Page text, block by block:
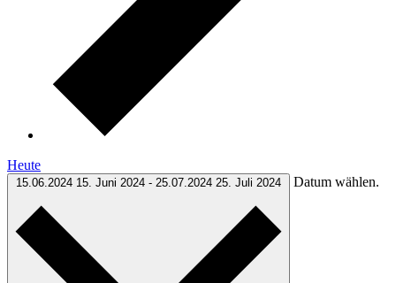
Heute
15.06.2024 15. Juni 2024 - 25.07.2024 25. Juli 2024 Datum wählen.